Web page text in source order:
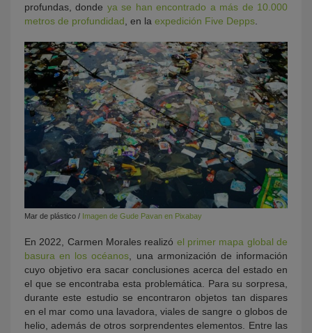
profundas, donde ya se han encontrado a más de 10.000
metros de profundidad , en la expedición Five Depps
Mar de plástico / Imagen de Gude Pavan en Pixabay
En 2022, Carmen Morales realizó el primer mapa global de
basura en los océanos, una armonización de información
cuyo objetivo era sacar conclusiones acerca del estado en
el que se encontraba esta problemática. Para su sorpresa,
durante este estudio se encontraron objetos tan dispares
en el mar como una lavadora, viales de sangre o globos de
helio, además de otros sorprendentes elementos. Entre las